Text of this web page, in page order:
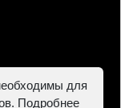
для
Подробнее